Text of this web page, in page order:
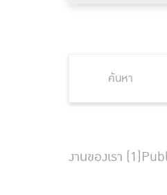
งานของเรา (1)